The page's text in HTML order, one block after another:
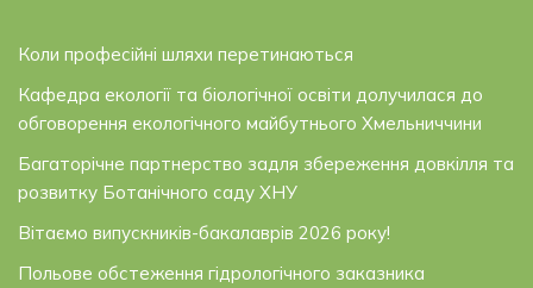
Коли професійні шляхи перетинаються
Кафедра екології та біологічної освіти долучилася до
обговорення екологічного майбутнього Хмельниччини
Багаторічне партнерство задля збереження довкілля та
розвитку Ботанічного саду ХНУ
Вітаємо випускників-бакалаврів 2026 року!
Польове обстеження гідрологічного заказника